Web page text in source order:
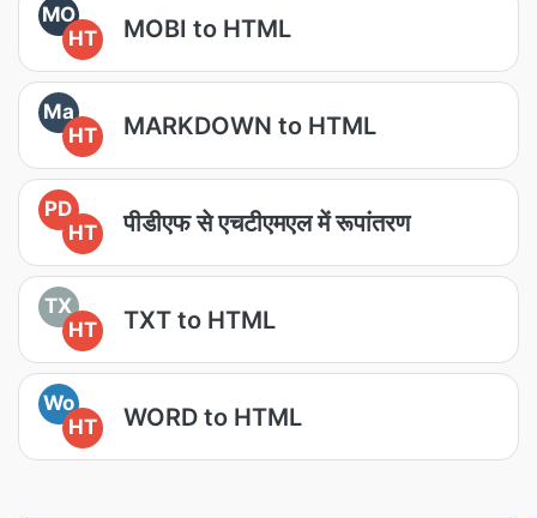
MO
HT
MOBI to HTML
Ma
HT
MARKDOWN to HTML
PD
HT
पीडीएफ से एचटीएमएल में रूपांतरण
TX
HT
TXT to HTML
Wo
HT
WORD to HTML